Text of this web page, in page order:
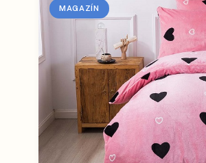
MAGAZÍN